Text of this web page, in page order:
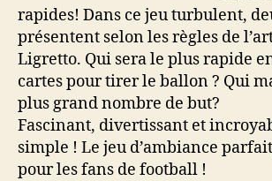
rapides! Dans ce jeu turbulent,
présentent selon les règles de
Ligretto. Qui sera le plus rapide
cartes pour tirer le ballon ? Qui
plus grand nombre de but?
Fascinant, divertissant et
simple ! Le jeu d’ambiance
pour les fans de football !